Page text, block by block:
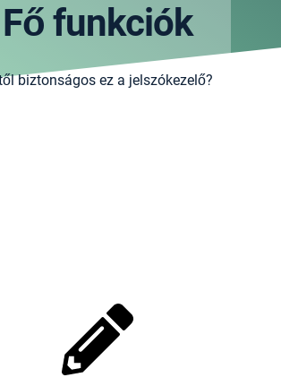
Fő funkciók
biztonságos ez a jelszókezelő?